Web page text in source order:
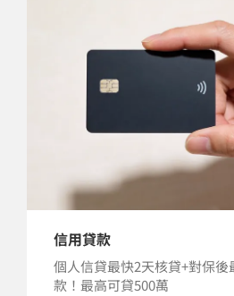
信用貸款
個人信貸最快2天核貸+對保後
款！最高可貸500萬